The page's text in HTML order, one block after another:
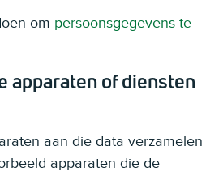
om persoonsgegevens te
apparaten of diensten
aan die data verzamelen
apparaten die de